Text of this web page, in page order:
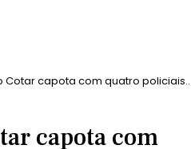
Cotar capota com quatro policiais
capota com